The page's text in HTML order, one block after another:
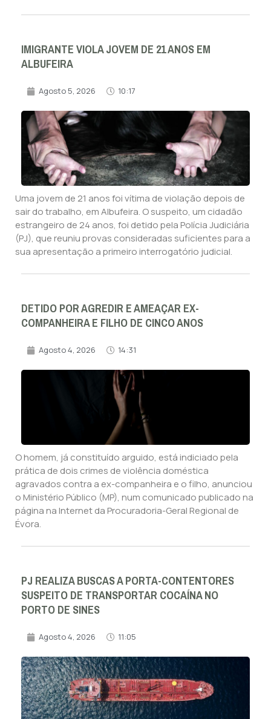
IMIGRANTE VIOLA JOVEM DE 21 ANOS EM
ALBUFEIRA
Agosto 5, 2026 10:17
Uma jovem de 21 anos foi vítima de violação depois de
sair do trabalho, em Albufeira. O suspeito, um cidadão
estrangeiro de 24 anos, foi detido pela Polícia Judiciária
(PJ), que reuniu provas consideradas suficientes para a
sua apresentação a primeiro interrogatório judicial.
DETIDO POR AGREDIR E AMEAÇAR EX-
COMPANHEIRA E FILHO DE CINCO ANOS
Agosto 4, 2026 14:31
O homem, já constituído arguido, está indiciado pela
prática de dois crimes de violência doméstica
agravados contra a ex-companheira e o filho, anunciou
o Ministério Público (MP), num comunicado publicado na
página na Internet da Procuradoria-Geral Regional de
Évora.
PJ REALIZA BUSCAS A PORTA-CONTENTORES
SUSPEITO DE TRANSPORTAR COCAÍNA NO
PORTO DE SINES
Agosto 4, 2026 11:05